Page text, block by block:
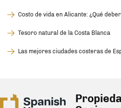
Costo de vida en Alicante: ¿Qué
Tesoro natural de la Costa Blanca
Las mejores ciudades costeras de